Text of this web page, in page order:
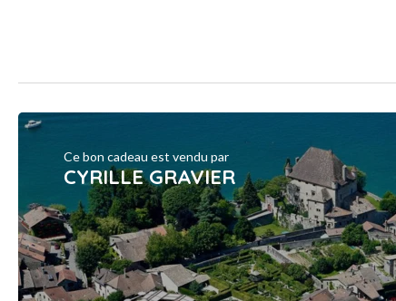
Ce bon cadeau est vendu par
CYRILLE GRAVIER